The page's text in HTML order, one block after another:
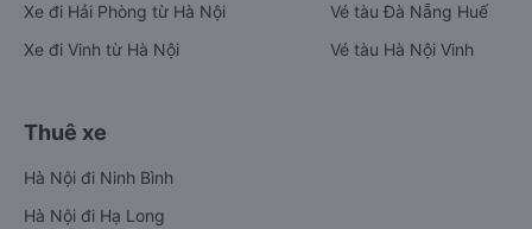
Xe đi Hải Phòng từ Hà Nội
Xe đi Vinh từ Hà Nội
Vé tàu Đà Nẵng Huế
Vé tàu Hà Nội Vinh
Thuê xe
Hà Nội đi Ninh Bình
Hà Nội đi Hạ Long